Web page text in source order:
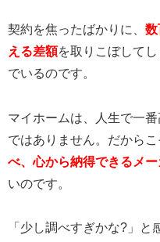
契約を焦ったばかりに、 数
える差額を取りこぼして
でいるのです。
マイホームは、人生で一
ではありません。だからこ
べ、心から納得できるメ
いのです。
「少し調べすぎかな?」と